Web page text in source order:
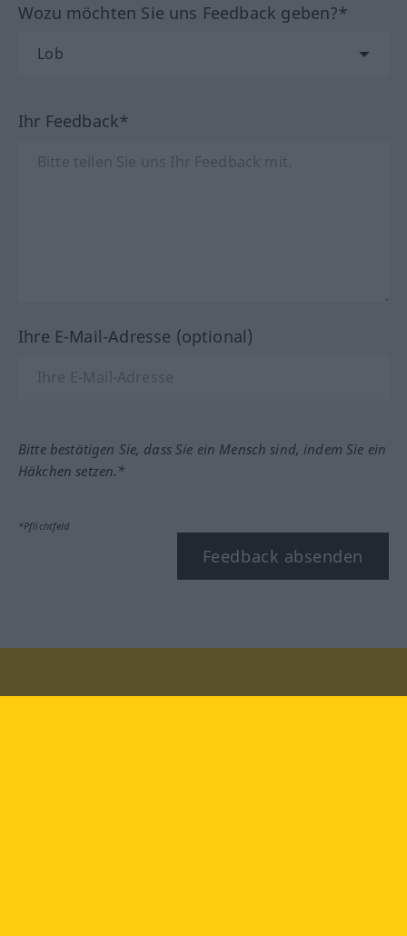
Wozu möchten Sie uns Feedback geben?*
Ihr Feedback*
Ihre E-Mail-Adresse (optional)
Bitte bestätigen Sie, dass Sie ein Mensch sind, indem Sie ein
Häkchen setzen.*
*Pflichtfeld
Feedback absenden
Besuchen Sie uns auf: